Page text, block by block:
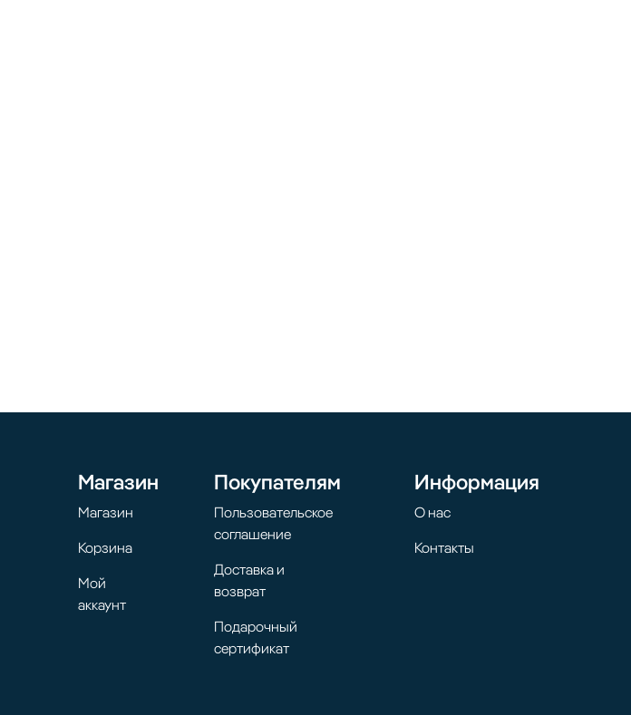
Магазин
Магазин
Корзина
Мой
аккаунт
Покупателям
Пользовательское
соглашение
Доставка и
возврат
Подарочный
сертификат
Информация
О нас
Контакты